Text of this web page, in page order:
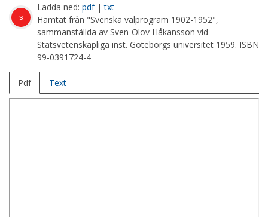
s
Ladda ned: pdf|txt
Hämtat från "Svenska valprogram 1902-1952",
sammanställda av Sven-Olov Håkansson vid
Statsvetenskapliga inst. Göteborgs universitet 1959. ISBN
99-0391724-4
Pdf Text